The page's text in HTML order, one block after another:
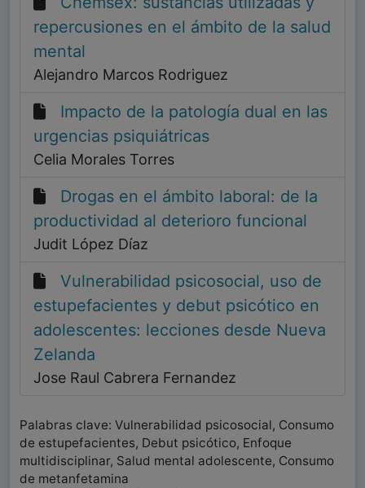
repercusiones en el ámbito de la salud
mental
Alejandro Marcos Rodriguez
Impacto de la patología dual en las
urgencias psiquiátricas
Celia Morales Torres
Drogas en el ámbito laboral: de la
productividad al deterioro funcional
Judit López Díaz
Vulnerabilidad psicosocial, uso de
estupefacientes y debut psicótico en
adolescentes: lecciones desde Nueva
Zelanda
Jose Raul Cabrera Fernandez
Palabras clave: Vulnerabilidad psicosocial, Consumo
de estupefacientes, Debut psicótico, Enfoque
multidisciplinar, Salud mental adolescente, Consumo
de metanfetamina